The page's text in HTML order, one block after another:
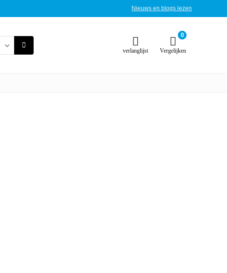
Nieuws en blogs lezen
verlanglijst
0
Vergelijken